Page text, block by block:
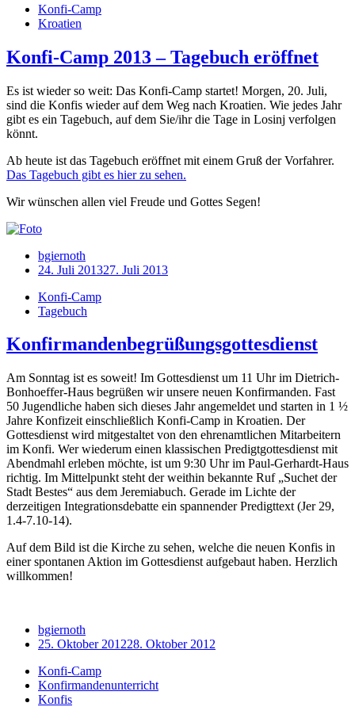
Konfi-Camp
Kroatien
Konfi-Camp 2013 – Tagebuch eröffnet
Es ist wieder so weit: Das Konfi-Camp startet! Morgen, 20. Juli,
sind die Konfis wieder auf dem Weg nach Kroatien. Wie jedes Jahr
gibt es ein Tagebuch, auf dem Sie/ihr die Tage in Losinj verfolgen
könnt.
Ab heute ist das Tagebuch eröffnet mit einem Gruß der Vorfahrer.
Das Tagebuch gibt es hier zu sehen.
Wir wünschen allen viel Freude und Gottes Segen!
bgiernoth
24. Juli 201327. Juli 2013
Konfi-Camp
Tagebuch
Konfirmandenbegrüßungsgottesdienst
Am Sonntag ist es soweit! Im Gottesdienst um 11 Uhr im Dietrich-
Bonhoeffer-Haus begrüßen wir unsere neuen Konfirmanden. Fast
50 Jugendliche haben sich dieses Jahr angemeldet und starten in 1 ½
Jahre Konfizeit einschließlich Konfi-Camp in Kroatien. Der
Gottesdienst wird mitgestaltet von den ehrenamtlichen Mitarbeitern
im Konfi. Wer wiederum einen klassischen Predigtgottesdienst mit
Abendmahl erleben möchte, ist um 9:30 Uhr im Paul-Gerhardt-Haus
richtig. Im Mittelpunkt steht der weithin bekannte Ruf „Suchet der
Stadt Bestes“ aus dem Jeremiabuch. Gerade im Lichte der
derzeitigen Integrationsdebatte ein spannender Predigttext (Jer 29,
1.4-7.10-14).
Auf dem Bild ist die Kirche zu sehen, welche die neuen Konfis in
einer spontanen Aktion im Gottesdienst aufgebaut haben. Herzlich
willkommen!
bgiernoth
25. Oktober 201228. Oktober 2012
Konfi-Camp
Konfirmandenunterricht
Konfis